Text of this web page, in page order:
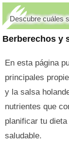
Berberechos y
Descubre cuáles
En esta página
principales
y la salsa
nutrientes que
planificar tu
saludable.